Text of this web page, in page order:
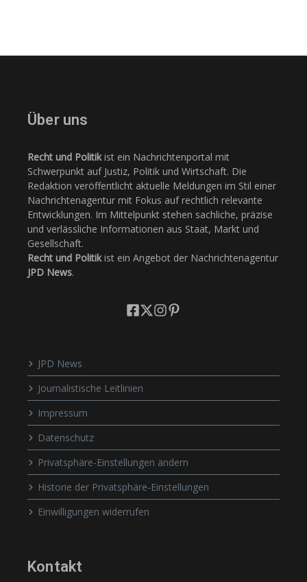
Über uns
Recht und Politikist ein Nachrichtenportal mit
Schwerpunkt auf Justiz, Politik und Wirtschaft. Die
Redaktion veröffentlicht aktuelle Meldungen im Stil einer
Nachrichtenagentur mit Fokus auf rechtlich relevante
Entwicklungen. Im Mittelpunkt stehen sachliche, präzise
und verlässliche Informationen aus Staat, Markt und
Gesellschaft.
Recht und Politikist ein Angebot der Nachrichtenagentur
JPD News.
JPD News
Journalistische Leitlinien
Impressum
Datenschutz
Privatsphäre-Einstellungen ändern
Historie der Privatsphäre-Einstellungen
Einwilligungen widerrufen
Kontakt